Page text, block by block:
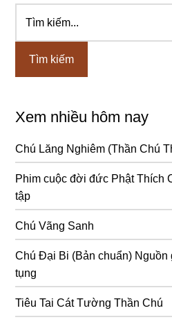
Sidebar
chính
kiếm...
Xem nhiều hôm nay
Chú Lăng Nghiêm (Thần Chú
Phim cuộc đời đức Phật Thích
tập
Chú Vãng Sanh
Chú Đại Bi (Bản chuẩn) Nguồn
tụng
Tiêu Tai Cát Tường Thần Chú